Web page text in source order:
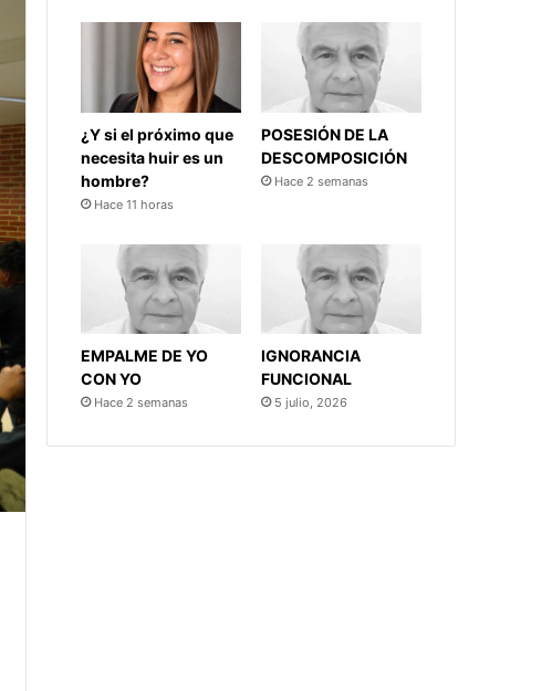
¿Y si el próximo que
necesita huir es un
hombre?
Hace 11 horas
POSESIÓN DE LA
DESCOMPOSICIÓN
Hace 2 semanas
EMPALME DE YO
CON YO
Hace 2 semanas
IGNORANCIA
FUNCIONAL
5 julio, 2026